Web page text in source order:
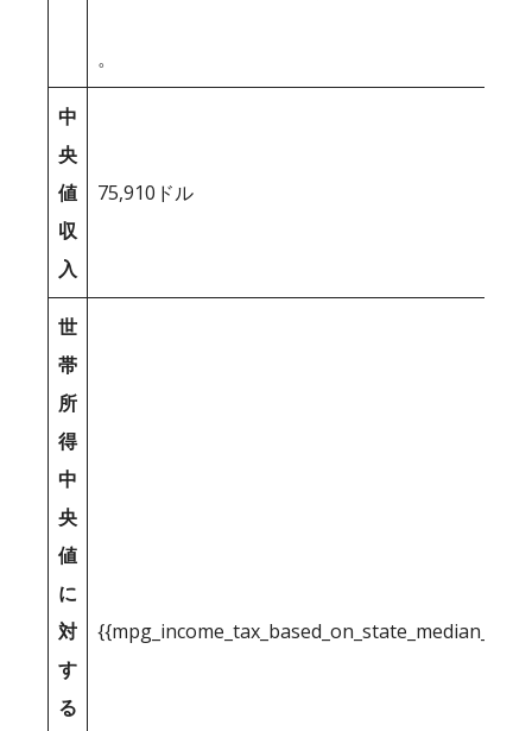
。
中
央
値
収
入
75,910ドル
世
帯
所
得
中
央
値
に
対
す
る